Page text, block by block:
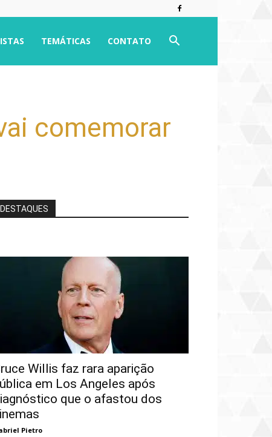
TEMÁTICAS CONTATO
comemorar
DESTAQUES
Willis faz rara aparição
em Los Angeles após
que o afastou dos
Pietro